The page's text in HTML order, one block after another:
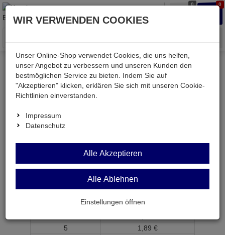
0 0
Menü
Weiter einkaufen Kessler electronic
Bauteile aktiv
LS357
LS357
Datenselektor 8 zu 1 Eingangsregister DIP20
ab Menge
Preis je Stück
5
1, 89 €
WIR VERWENDEN COOKIES
Unser Online-Shop verwendet Cookies, die uns helfen,
unser Angebot zu verbessern und unseren Kunden den
bestmöglichen Service zu bieten. Indem Sie auf
"Akzeptieren" klicken, erklären Sie sich mit unseren Cookie-
Richtlinien einverstanden.
Impressum
Datenschutz
Alle Akzeptieren
Alle Ablehnen
Einstellungen öffnen